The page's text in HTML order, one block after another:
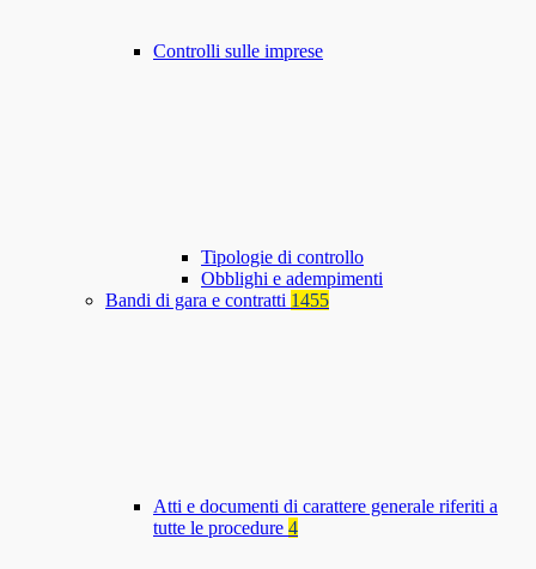
Controlli sulle imprese
Tipologie di controllo
Obblighi e adempimenti
Bandi di gara e contratti 1455
Atti e documenti di carattere generale riferiti a
tutte le procedure 4